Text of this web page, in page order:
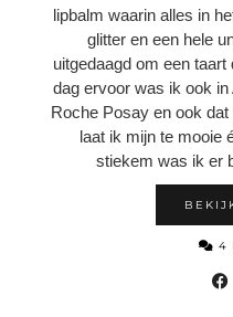
lipbalm waarin alles in
glitter en een hele
uitgedaagd om een
dag ervoor was ik ook
Roche Posay en ook
laat ik mijn te mooie
stiekem was ik er
4